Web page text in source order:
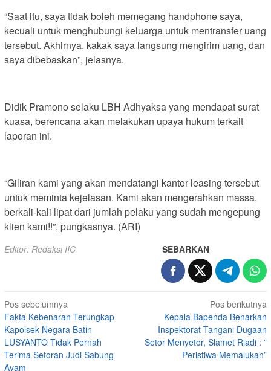
“Saat itu, saya tidak boleh memegang handphone saya,
kecuali untuk menghubungi keluarga untuk mentransfer uang
tersebut. Akhirnya, kakak saya langsung mengirim uang, dan
saya dibebaskan”, jelasnya.
Didik Pramono selaku LBH Adhyaksa yang mendapat surat
kuasa, berencana akan melakukan upaya hukum terkait
laporan ini.
“Giliran kami yang akan mendatangi kantor leasing tersebut
untuk meminta kejelasan. Kami akan mengerahkan massa,
berkali-kali lipat dari jumlah pelaku yang sudah mengepung
klien kami!!”, pungkasnya. (ARI)
Editor: Redaksi IIC SEBARKAN
Navigasi
pos
Pos sebelumnya
Fakta Kebenaran Terungkap
Kapolsek Negara Batin
LUSYANTO Tidak Pernah
Terima Setoran Judi Sabung
Ayam
Pos berikutnya
Kepala Bapenda Benarkan
Inspektorat Tangani Dugaan
Setor Menyetor, Slamet Riadi : ”
Peristiwa Memalukan”